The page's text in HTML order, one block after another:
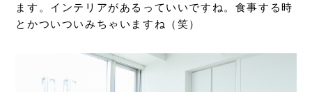
ます。インテリアがあるっていいですね。食事する時
とかついついみちゃいますね（笑）